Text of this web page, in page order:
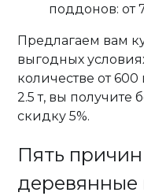
поддонов: от
Предлагаем вам
выгодных
количестве от
2.5 т, вы получите
скидку 5%.
Пять причин
деревянные